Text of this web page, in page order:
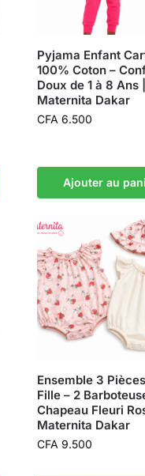
Pyjama Enfant
100% Coton –
Doux de 1 à 8 Ans |
Maternita Dakar
CFA 6.500
Ajouter au
Ensemble 3
Fille – 2
Chapeau Fleuri
Maternita Dakar
CFA 9.500